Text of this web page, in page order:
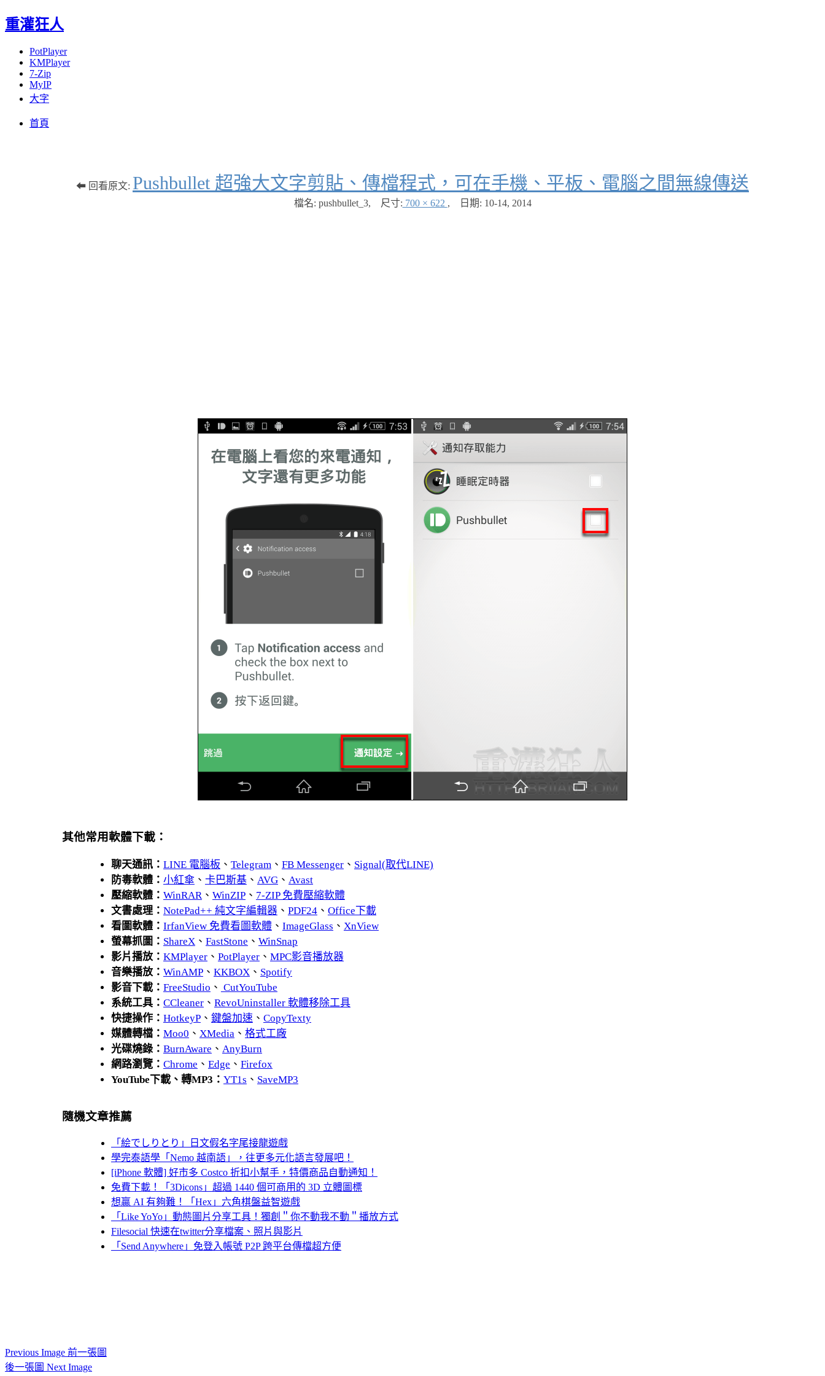
重灌狂人
PotPlayer
KMPlayer
7-Zip
MyIP
大字
首頁
⬅ 回看原文: Pushbullet 超強大文字剪貼、傳檔程式，可在手機、平板、電腦之間無線傳送
檔名: pushbullet_3, 尺寸: 700 × 622 , 日期: 10-14, 2014
其他常用軟體下載：
聊天通訊： LINE 電腦板 、 Telegram、 FB Messenger、 Signal(取代LINE)
防毒軟體： 小紅傘 、 卡巴斯基、 AVG、 Avast
壓縮軟體： WinRAR、 WinZIP、 7-ZIP 免費壓縮軟體
文書處理： NotePad++ 純文字編輯器、 PDF24、 Office下載
看圖軟體： IrfanView 免費看圖軟體、 ImageGlass 、 XnView
螢幕抓圖： ShareX、 FastStone 、 WinSnap
影片播放： KMPlayer、 PotPlayer、 MPC影音播放器
音樂播放： WinAMP、 KKBOX、 Spotify
影音下載： FreeStudio 、 CutYouTube
系統工具： CCleaner、 RevoUninstaller 軟體移除工具
快捷操作： HotkeyP、 鍵盤加速、 CopyTexty
媒體轉檔： Moo0 、 XMedia、 格式工廠
光碟燒錄： BurnAware 、 AnyBurn
網路瀏覽： Chrome 、 Edge 、 Firefox
YouTube下載、轉MP3： YT1s 、 SaveMP3
隨機文章推薦
「絵でしりとり」日文假名字尾接龍遊戲
學完泰語學「Nemo 越南語」，往更多元化語言發展吧！
[iPhone 軟體] 好市多 Costco 折扣小幫手，特價商品自動通知！
免費下載！「3Dicons」超過 1440 個可商用的 3D 立體圖標
想贏 AI 有夠難！「Hex」六角棋盤益智遊戲
「Like YoYo」動態圖片分享工具！獨創＂你不動我不動＂播放方式
Filesocial 快速在twitter分享檔案、照片與影片
「Send Anywhere」免登入帳號 P2P 跨平台傳檔超方便
Previous Image 前一張圖
後一張圖 Next Image